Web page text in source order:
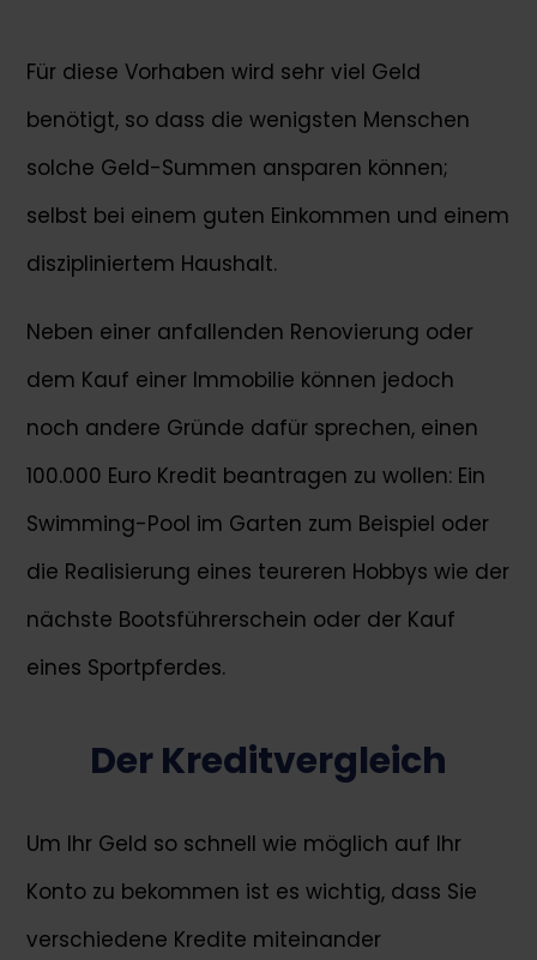
Für diese Vorhaben wird sehr viel Geld
benötigt, so dass die wenigsten Menschen
solche Geld-Summen ansparen können;
selbst bei einem guten Einkommen und einem
diszipliniertem Haushalt.
Neben einer anfallenden Renovierung oder
dem Kauf einer Immobilie können jedoch
noch andere Gründe dafür sprechen, einen
100.000 Euro Kredit beantragen zu wollen: Ein
Swimming-Pool im Garten zum Beispiel oder
die Realisierung eines teureren Hobbys wie der
nächste Bootsführerschein oder der Kauf
eines Sportpferdes.
Der Kreditvergleich
Um Ihr Geld so schnell wie möglich auf Ihr
Konto zu bekommen ist es wichtig, dass Sie
verschiedene Kredite miteinander